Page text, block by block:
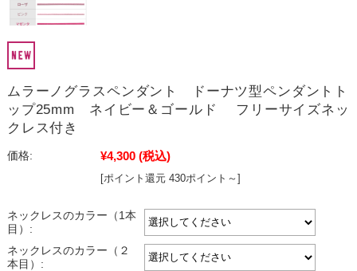
ムラーノグラスペンダント ドーナツ型ペンダントト
ップ25mm ネイビー＆ゴールド フリーサイズネッ
クレス付き
価格: ¥4,300 (税込)
[ポイント還元 430ポイント～]
ネックレスのカラー（1本
目）:
ネックレスのカラー（２
本目）: